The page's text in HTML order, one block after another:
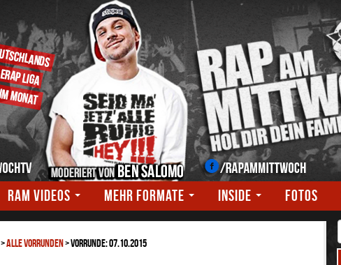
RAM VIDEOS MEHR FORMATE INSIDE FOTOS
>ALLE VORRUNDEN>Vorrunde: 07.10.2015